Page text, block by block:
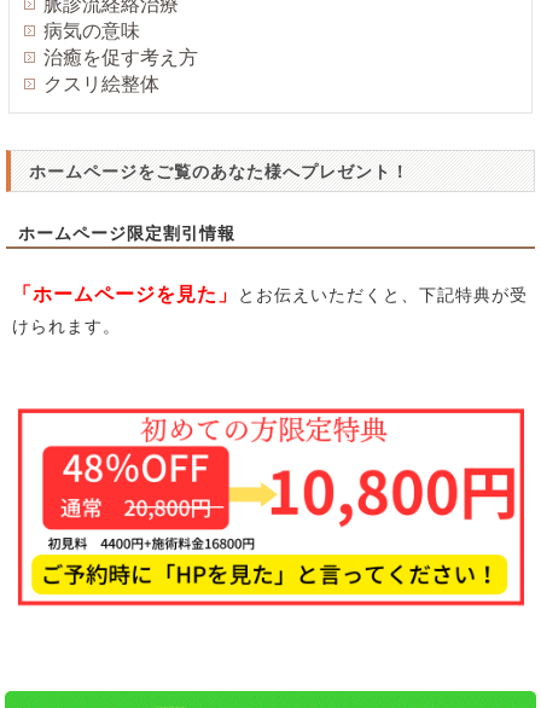
病気の意味
治癒を促す考え方
クスリ絵整体
ホームページをご覧のあなた様へプレゼント！
ホームページ限定割引情報
「ホームページを見た」
とお伝えいただくと、下記特典が受
けられます。